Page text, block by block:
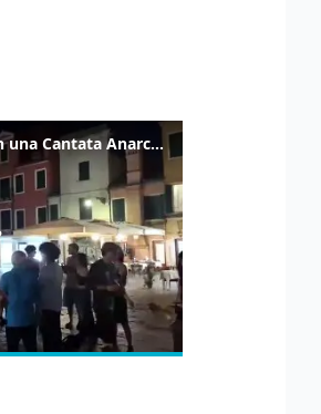
Venezia omaggia Guccini con una Cantata Anarchica in campo Santa Margherita